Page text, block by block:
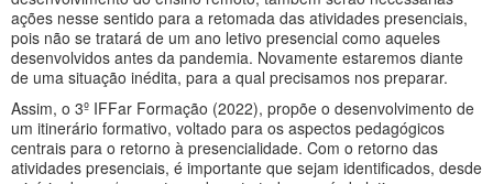
ações nesse sentido para a retomada das atividades presenciais,
pois não se tratará de um ano letivo presencial como aqueles
desenvolvidos antes da pandemia. Novamente estaremos diante
de uma situação inédita, para a qual precisamos nos preparar.
Assim, o 3º IFFar Formação (2022), propõe o desenvolvimento de
um itinerário formativo, voltado para os aspectos pedagógicos
centrais para o retorno à presencialidade. Com o retorno das
atividades presenciais, é importante que sejam identificados, desde